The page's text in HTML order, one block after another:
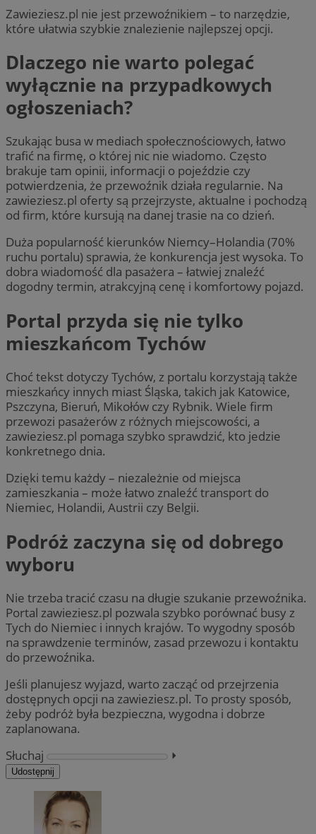
Zawieziesz.pl nie jest przewoźnikiem – to narzędzie,
które ułatwia szybkie znalezienie najlepszej opcji.
Dlaczego nie warto polegać
wyłącznie na przypadkowych
ogłoszeniach?
Szukając busa w mediach społecznościowych, łatwo
trafić na firmę, o której nic nie wiadomo. Często
brakuje tam opinii, informacji o pojeździe czy
potwierdzenia, że przewoźnik działa regularnie. Na
zawieziesz.pl oferty są przejrzyste, aktualne i pochodzą
od firm, które kursują na danej trasie na co dzień.
Duża popularność kierunków Niemcy–Holandia (70%
ruchu portalu) sprawia, że konkurencja jest wysoka. To
dobra wiadomość dla pasażera – łatwiej znaleźć
dogodny termin, atrakcyjną cenę i komfortowy pojazd.
Portal przyda się nie tylko
mieszkańcom Tychów
Choć tekst dotyczy Tychów, z portalu korzystają także
mieszkańcy innych miast Śląska, takich jak Katowice,
Pszczyna, Bieruń, Mikołów czy Rybnik. Wiele firm
przewozi pasażerów z różnych miejscowości, a
zawieziesz.pl pomaga szybko sprawdzić, kto jedzie
konkretnego dnia.
Dzięki temu każdy – niezależnie od miejsca
zamieszkania – może łatwo znaleźć transport do
Niemiec, Holandii, Austrii czy Belgii.
Podróż zaczyna się od dobrego
wyboru
Nie trzeba tracić czasu na długie szukanie przewoźnika.
Portal zawieziesz.pl pozwala szybko porównać busy z
Tych do Niemiec i innych krajów. To wygodny sposób
na sprawdzenie terminów, zasad przewozu i kontaktu
do przewoźnika.
Jeśli planujesz wyjazd, warto zacząć od przejrzenia
dostępnych opcji na zawieziesz.pl. To prosty sposób,
żeby podróż była bezpieczna, wygodna i dobrze
zaplanowana.
Słuchaj
⏵︎
Udostępnij